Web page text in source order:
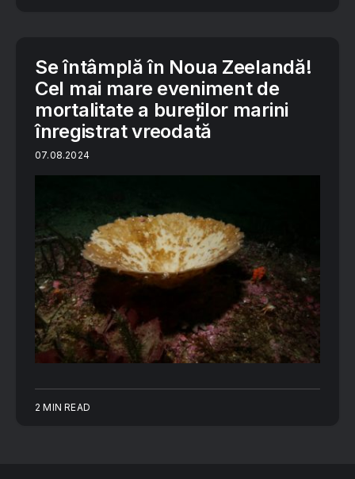
Se întâmplă în Noua Zeelandă!
Cel mai mare eveniment de
mortalitate a bureţilor marini
înregistrat vreodată
07.08.2024
2 MIN READ